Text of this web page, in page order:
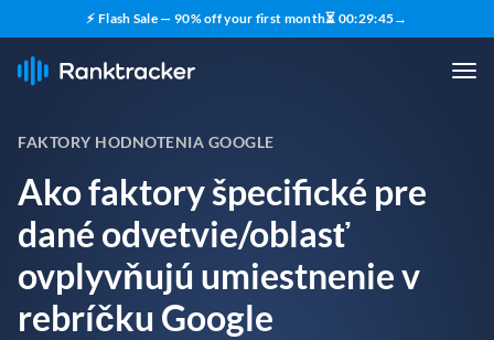
⚡ Flash Sale — 90% off your first month⏳ 00:29:44→
FAKTORY HODNOTENIA GOOGLE
Ako faktory špecifické pre
dané odvetvie/oblasť
ovplyvňujú umiestnenie v
rebríčku Google